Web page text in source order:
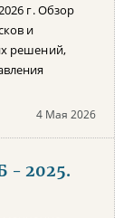
г. Обзор
и
решений,
4 Мая 2026
- 2025.